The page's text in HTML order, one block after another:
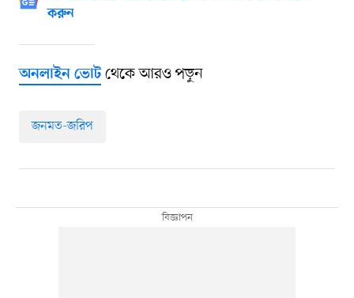
করুন
অনলাইন ভোটথেকে আরও পড়ুন
জনমত-জরিপ